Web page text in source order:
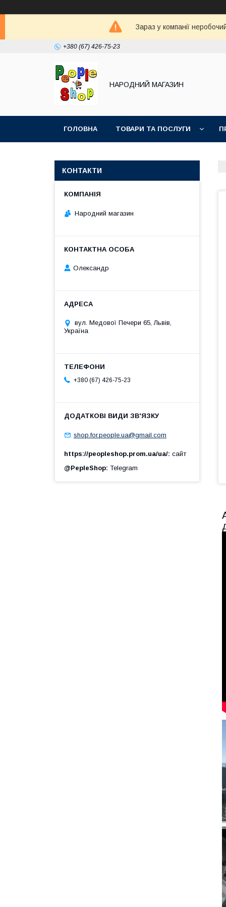
Зараз у компанії
+380 (67) 426-75-23
НАРОДНИЙ МАГАЗИН
ГОЛОВНА ТОВАРИ ТА ПОСЛУГИ
КОНТАКТИ
Народний магазин
Олександр
вул. Медової Печери 65, Львів,
Україна
+380 (67) 426-75-23
shop.for.people.ua@gmail.com
https://peopleshop.prom.ua/ua/ сайт
@PepleShop Telegram